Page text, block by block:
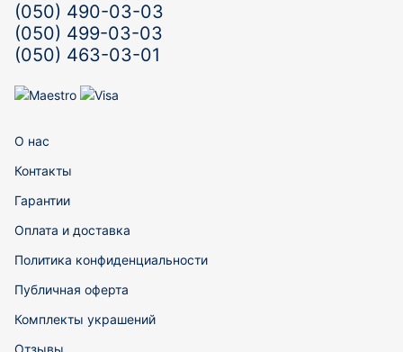
(050) 490-03-03
(050) 499-03-03
(050) 463-03-01
О нас
Контакты
Гарантии
Оплата и доставка
Политика конфиденциальности
Публичная оферта
Комплекты украшений
Отзывы